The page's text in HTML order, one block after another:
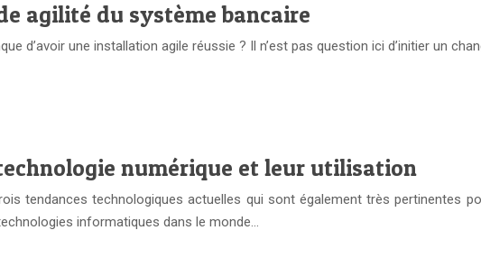
agilité du système bancaire
d’avoir une installation agile réussie ? Il n’est pas question ici d’initier un
numérique et leur utilisation
tendances technologiques actuelles qui sont également très pertinentes
informatiques dans le monde…